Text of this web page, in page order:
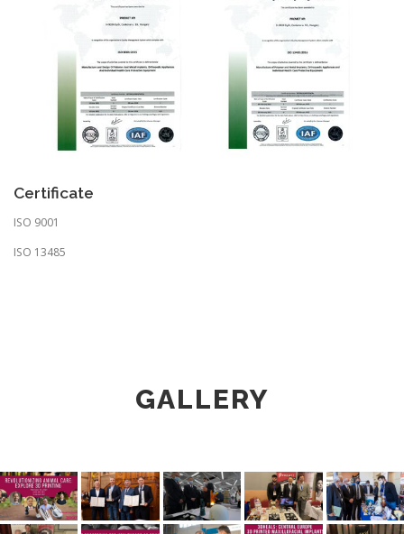
Certificate
ISO 9001
ISO 13485
GALLERY